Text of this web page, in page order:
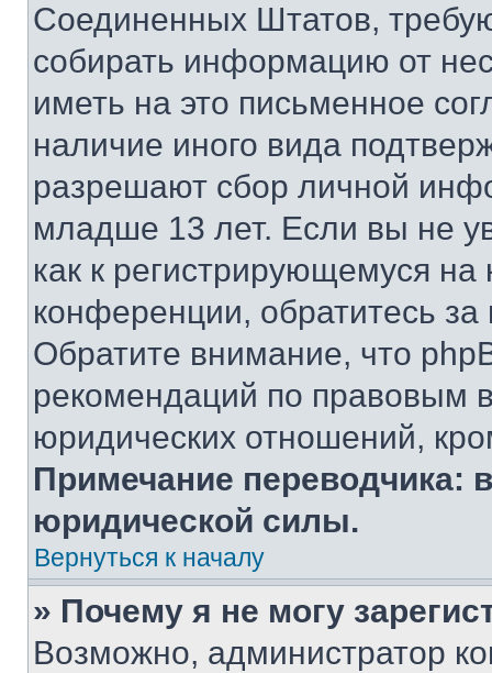
Соединенных Штатов,
собирать информацию от
иметь на это письменное
наличие иного вида
разрешают сбор личной
младше 13 лет. Если вы не
как к регистрирующемуся
конференции, обратитесь
Обратите внимание, что
рекомендаций по правовым
юридических отношений,
Примечание переводчика:
юридической силы.
Вернуться к началу
» Почему я не могу
Возможно, администратор